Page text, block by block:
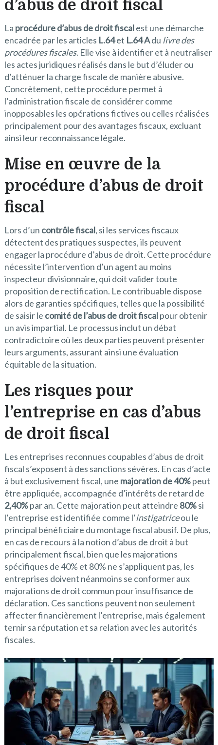
d’abus de droit fiscal
La procédure d’abus de droit fiscalest une démarche
encadrée par les articles L.64et L.64 Adu livre des
procédures fiscales. Elle vise à identifier et à neutraliser
les actes juridiques réalisés dans le but d’éluder ou
d’atténuer la charge fiscale de manière abusive.
Concrètement, cette procédure permet à
l’administration fiscale de considérer comme
inopposables les opérations fictives ou celles réalisées
principalement pour des avantages fiscaux, excluant
ainsi leur reconnaissance légale.
Mise en œuvre de la
procédure d’abus de droit
fiscal
Lors d’un contrôle fiscal, si les services fiscaux
détectent des pratiques suspectes, ils peuvent
engager la procédure d’abus de droit. Cette procédure
nécessite l’intervention d’un agent au moins
inspecteur divisionnaire, qui doit valider toute
proposition de rectification. Le contribuable dispose
alors de garanties spécifiques, telles que la possibilité
de saisir le comité de l’abus de droit fiscalpour obtenir
un avis impartial. Le processus inclut un débat
contradictoire où les deux parties peuvent présenter
leurs arguments, assurant ainsi une évaluation
équitable de la situation.
Les risques pour
l’entreprise en cas d’abus
de droit fiscal
Les entreprises reconnues coupables d’abus de droit
fiscal s’exposent à des sanctions sévères. En cas d’acte
à but exclusivement fiscal, une majoration de 40%peut
être appliquée, accompagnée d’intérêts de retard de
2,40%par an. Cette majoration peut atteindre 80%si
l’entreprise est identifiée comme l’instigatriceou le
principal bénéficiaire du montage fiscal abusif. De plus,
en cas de recours à la notion d’abus de droit à but
principalement fiscal, bien que les majorations
spécifiques de 40% et 80% ne s’appliquent pas, les
entreprises doivent néanmoins se conformer aux
majorations de droit commun pour insuffisance de
déclaration. Ces sanctions peuvent non seulement
affecter financièrement l’entreprise, mais également
ternir sa réputation et sa relation avec les autorités
fiscales.